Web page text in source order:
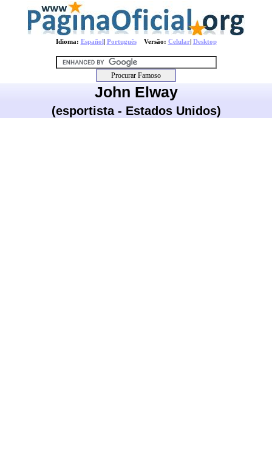
Idioma: Español| PortuguêsVersão: Celular| Desktop
John Elway
(esportista - Estados Unidos)